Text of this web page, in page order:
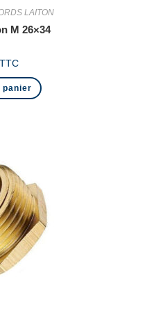
LAITON
M 26×34
TTC
panier